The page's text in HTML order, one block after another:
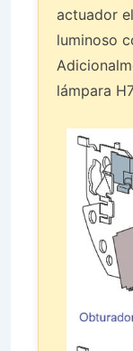
actuador
luminoso
lámpara